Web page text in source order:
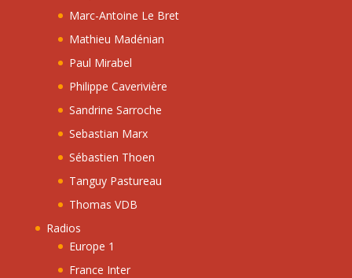
Marc-Antoine Le Bret
Mathieu Madénian
Paul Mirabel
Philippe Caverivière
Sandrine Sarroche
Sebastian Marx
Sébastien Thoen
Tanguy Pastureau
Thomas VDB
Radios
Europe 1
France Inter